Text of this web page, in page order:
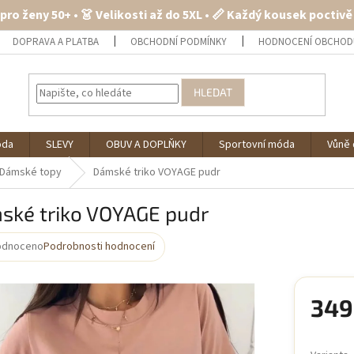
ženy 50+ • 👗 Velikosti až do 5XL • 📏 Každý kousek
DOPRAVA A PLATBA OBCHODNÍ PODMÍNKY HODNOCENÍ
HLEDAT
SLEVY OBUV A DOPLŇKY Sportovní móda
Dámské topy Dámské triko VOYAGE pudr
triko VOYAGE pudr
Podrobnosti hodnocení